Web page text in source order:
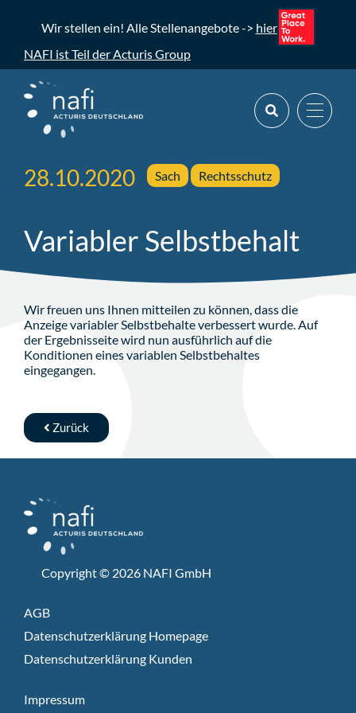
Wir stellen ein! Alle Stellenangebote -> hier
NAFI ist Teil der Acturis Group
28.10.2020 Sach Rechtsschutz
Variabler Selbstbehalt
Wir freuen uns Ihnen mitteilen zu können, dass die
Anzeige variabler Selbstbehalte verbessert wurde. Auf
der Ergebnisseite wird nun ausführlich auf die
Konditionen eines variablen Selbstbehaltes
eingegangen.
Zurück
Copyright © 2026 NAFI GmbH
AGB
Datenschutzerklärung Homepage
Datenschutzerklärung Kunden
Impressum